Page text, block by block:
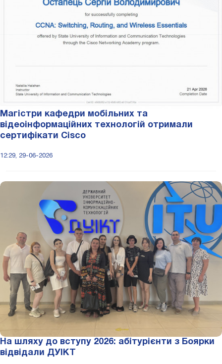
Магістри кафедри мобільних та
відеоінформаційних технологій отримали
сертифікати Cisco
12:29, 29-06-2026
На шляху до вступу 2026: абітурієнти з Боярки
відвідали ДУІКТ